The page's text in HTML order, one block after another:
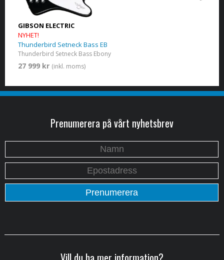
GIBSON ELECTRIC
NYHET!
Thunderbird Setneck Bass EB
Thunderbird Setneck Bass Ebony
27 999 kr (inkl. moms)
Prenumerera på vårt nyhetsbrev